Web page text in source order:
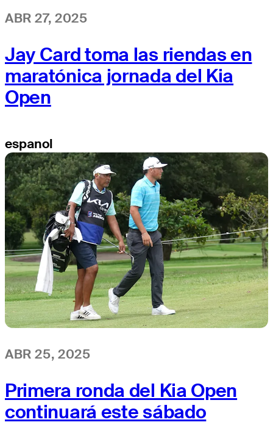
ABR 27, 2025
Jay Card toma las riendas en
maratónica jornada del Kia
Open
espanol
ABR 25, 2025
Primera ronda del Kia Open
continuará este sábado